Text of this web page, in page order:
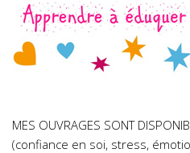
MES OUVRAGES SONT
(confiance en soi, stress,